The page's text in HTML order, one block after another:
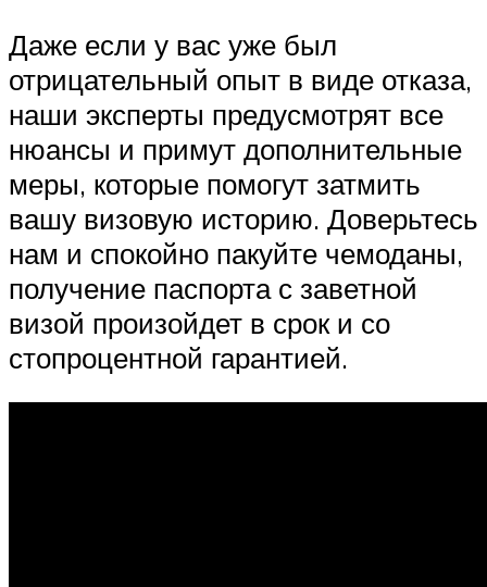
Даже если у вас уже был
отрицательный опыт в виде отказа,
наши эксперты предусмотрят все
нюансы и примут дополнительные
меры, которые помогут затмить
вашу визовую историю. Доверьтесь
нам и спокойно пакуйте чемоданы,
получение паспорта с заветной
визой произойдет в срок и со
стопроцентной гарантией.